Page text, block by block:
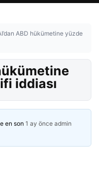
ABD hükümetine yüzde
iddiası
en son 1 ay önce admin